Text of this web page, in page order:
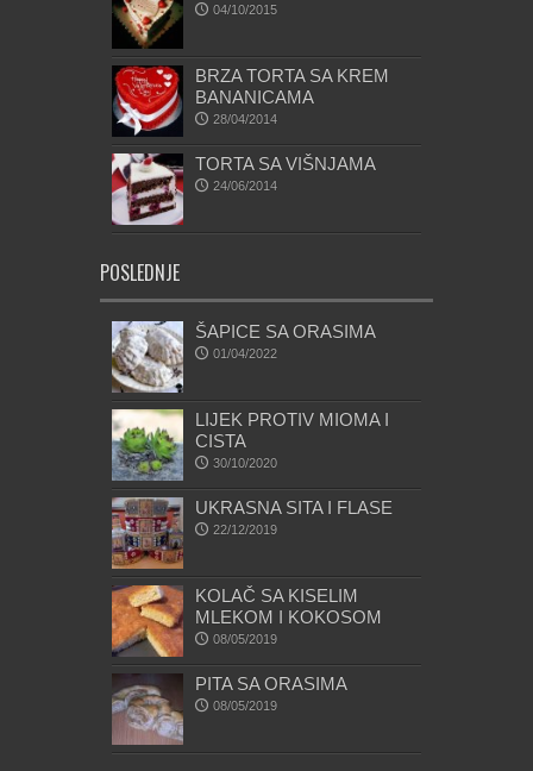
04/10/2015
BRZA TORTA SA KREM
BANANICAMA
28/04/2014
TORTA SA VIŠNJAMA
24/06/2014
POSLEDNJE
ŠAPICE SA ORASIMA
01/04/2022
LIJEK PROTIV MIOMA I
CISTA
30/10/2020
UKRASNA SITA I FLASE
22/12/2019
KOLAČ SA KISELIM
MLEKOM I KOKOSOM
08/05/2019
PITA SA ORASIMA
08/05/2019